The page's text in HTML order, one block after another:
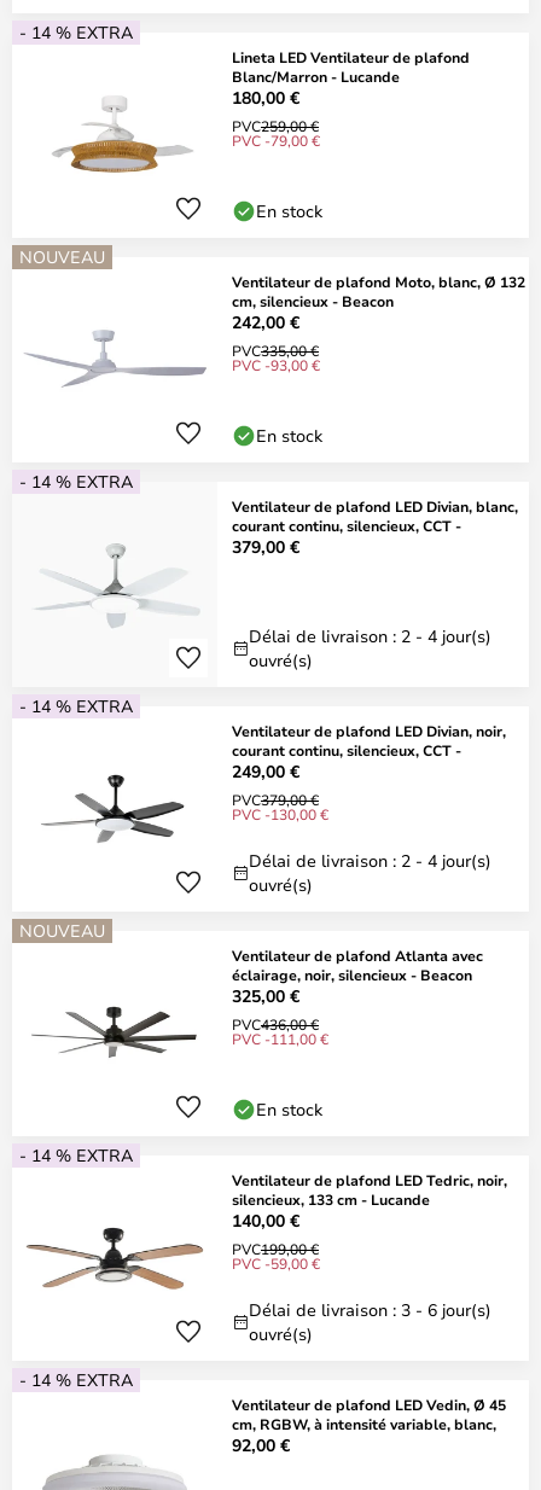
- 14 % EXTRA
Lineta LED Ventilateur de plafond
Blanc/Marron - Lucande
180,00 €
PVC259,00 €
PVC -79,00 €
En stock
NOUVEAU
Ventilateur de plafond Moto, blanc, Ø 132
cm, silencieux - Beacon
242,00 €
PVC335,00 €
PVC -93,00 €
En stock
- 14 % EXTRA
Ventilateur de plafond LED Divian, blanc,
courant continu, silencieux, CCT -
379,00 €
Délai de livraison : 2 - 4 jour(s)
ouvré(s)
- 14 % EXTRA
Ventilateur de plafond LED Divian, noir,
courant continu, silencieux, CCT -
249,00 €
PVC379,00 €
PVC -130,00 €
Délai de livraison : 2 - 4 jour(s)
ouvré(s)
NOUVEAU
Ventilateur de plafond Atlanta avec
éclairage, noir, silencieux - Beacon
325,00 €
PVC436,00 €
PVC -111,00 €
En stock
- 14 % EXTRA
Ventilateur de plafond LED Tedric, noir,
silencieux, 133 cm - Lucande
140,00 €
PVC199,00 €
PVC -59,00 €
Délai de livraison : 3 - 6 jour(s)
ouvré(s)
- 14 % EXTRA
Ventilateur de plafond LED Vedin, Ø 45
cm, RGBW, à intensité variable, blanc,
92,00 €